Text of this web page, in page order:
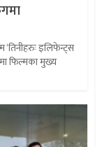
‘तिनीहरुः इलिफेन्ट्स
फिल्मका मुख्य